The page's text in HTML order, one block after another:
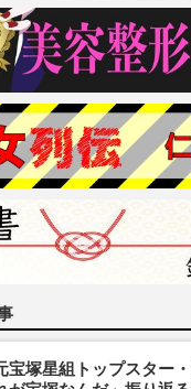
宝塚星組トップスター